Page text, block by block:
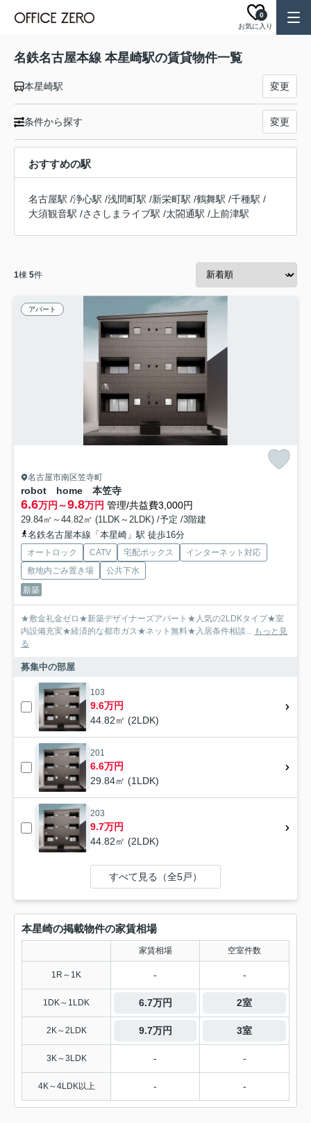
お気に入り
0
名鉄名古屋本線 本星崎駅の賃貸物件一覧
本星崎駅 変更
条件から探す 変更
おすすめの駅
名古屋駅 /浄心駅 /浅間町駅 /新栄町駅 /鶴舞駅 /千種駅 /
大須観音駅 /ささしまライブ駅 /太閤通駅 / 上前津駅
1棟 5件
アパート
名古屋市南区笠寺町
robot home 本笠寺
6.6万円～9.8万円 管理/共益費3,000円
29.84㎡～44.82㎡ (1LDK～2LDK) /予定 /3階建
名鉄名古屋本線「本星崎」駅 徒歩16分
オートロック CATV 宅配ボックス
インターネット対応
敷地内ごみ置き場
公共下水
新築
★敷金礼金ゼロ★新築デザイナーズアパート★人気の2LDKタイプ★室
内設備充実★経済的な都市ガス★ネット無料★入居条件相談... もっと見
る
募集中の部屋
103
9.6万円
44.82㎡ (2LDK)
201
6.6万円
29.84㎡ (1LDK)
203
9.7万円
44.82㎡ (2LDK)
すべて見る（全5戸）
本星崎の掲載物件の家賃相場
家賃相場 空室件数
1R～1K - -
1DK～1LDK 6.7万円 2室
2K～2LDK 9.7万円 3室
3K～3LDK - -
4K～4LDK以上 - -